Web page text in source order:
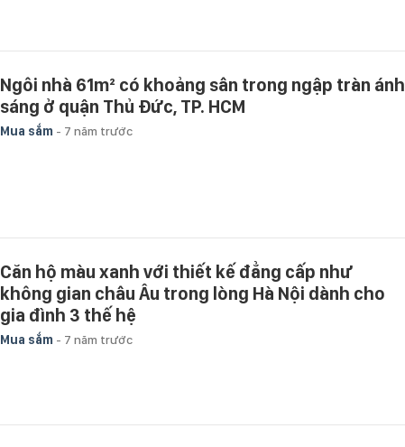
Ngôi nhà 61m² có khoảng sân trong ngập tràn ánh
sáng ở quận Thủ Đức, TP. HCM
Mua sắm - 7 năm trước
Căn hộ màu xanh với thiết kế đẳng cấp như
không gian châu Âu trong lòng Hà Nội dành cho
gia đình 3 thế hệ
Mua sắm - 7 năm trước